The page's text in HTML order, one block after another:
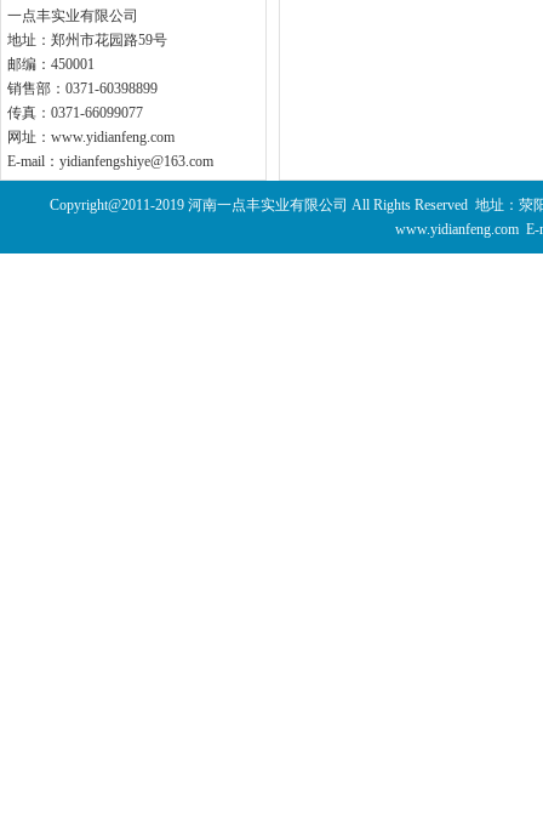
一点丰实业有限公司
地址：郑州市花园路59号
邮编：450001
销售部：0371-60398899
传真：0371-66099077
网址：www.yidianfeng.com
E-mail：yidianfengshiye@163.com
Copyright@2011-2019 河南一点丰实业有限公司 All Rights Reserved 地址：
www.yidianfeng.com E-